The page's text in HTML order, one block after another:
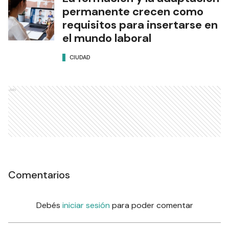
permanente crecen como
requisitos para insertarse en
el mundo laboral
CIUDAD
Ads
Comentarios
Debés iniciar sesión para poder comentar